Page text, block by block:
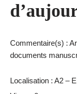
Commentaire(s) :
documents
Localisation : A2 –